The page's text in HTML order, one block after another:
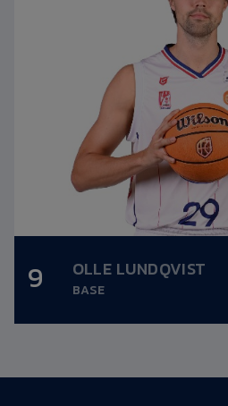
9 OLLE LUNDQVIST
BASE
Altura: 1,99m.
Fecha nacimiento: